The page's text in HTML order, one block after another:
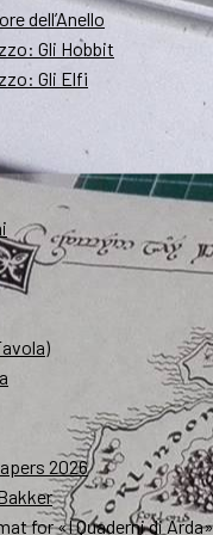
dell’Anello
Gli Hobbit
Gli Elfi
2026
for «I Quaderni di Arda»